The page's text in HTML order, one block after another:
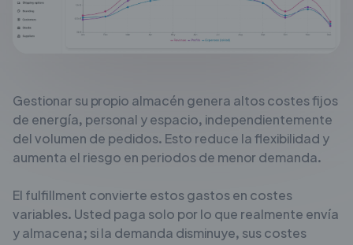
Gestionar su propio almacén genera altos costes fijos
de energía, personal y espacio, independientemente
del volumen de pedidos. Esto reduce la flexibilidad y
aumenta el riesgo en periodos de menor demanda.
El fulfillment convierte estos gastos en costes
variables. Usted paga solo por lo que realmente envía
y almacena; si la demanda disminuye, sus costes